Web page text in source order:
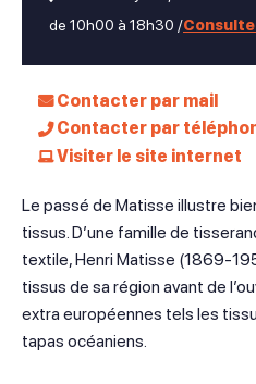
de 10h00 à 18h30 /
Contacter par mail
Contacter par
Visiter le site internet
Le passé de Matisse illustre
tissus. D’une famille de
textile, Henri Matisse (1869-
tissus de sa région avant de
extra européennes tels les
tapas océaniens.